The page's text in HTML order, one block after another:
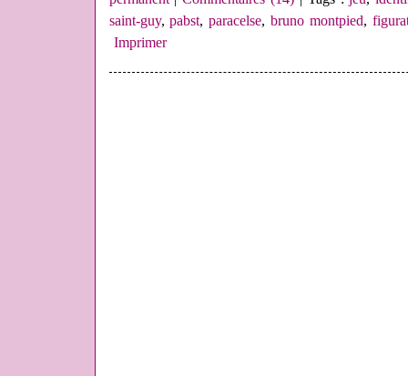
saint-guy,pabst,paracelse,bruno montpied,
Imprimer